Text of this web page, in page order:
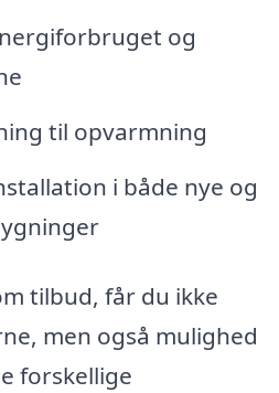
og
til opvarmning
i både nye og
tilbud, får du ikke
men også mulighed
forskellige